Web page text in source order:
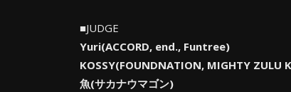
■JUDGE
Yuri(ACCORD, end., Funtree)
KOSSY(FOUNDNATION, MIGHTY ZULU
魚(サカナウマゴン)